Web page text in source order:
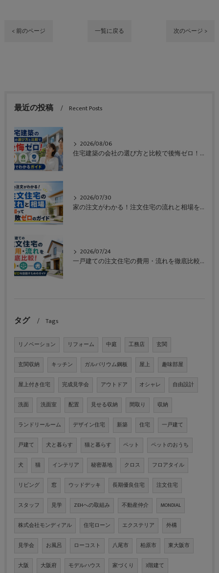
< 前のページ 一覧に戻る 次のページ >
最近の投稿 Recent Posts
2026/08/06
住宅建築の会社の選び方と比較で後悔ゼロ！価格や性能や保証も一目でわかるガイド
2026/07/30
家の注文がわかる！注文住宅の流れと相場を知って失敗ゼロのガイド
2026/07/24
一戸建ての注文住宅の費用・流れを徹底比較！失敗ゼロを目指すためのガイド
タグ Tags
リノベーション リフォーム 中庭 工務店 玄関
玄関収納 キッチン ガルバリウム鋼板 屋上 趣味部屋
屋上付き住宅 完成見学会 アウトドア オシャレ 自由設計
洗面 洗面室 配置 見せる収納 間取り 収納
ランドリールーム デザイン住宅 新築 住宅 一戸建て
戸建て 犬と暮らす 猫と暮らす ペット ペットのおうち
犬 猫 インテリア 秘密基地 クロス フロアタイル
リビング 窓 ウッドデッキ 長期優良住宅 注文住宅
スタッフ 見学 ZEHへの取組み 不動産仲介 MONDIAL
株式会社モンディアル 住宅ローン エクステリア 外構
見学会 お風呂 ローコスト 八尾市 柏原市 東大阪市
大阪 大阪府 モデルハウス 家づくり 3階建て